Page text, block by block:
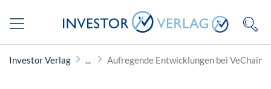
Investor Verlag Aufregende Entwicklungen bei